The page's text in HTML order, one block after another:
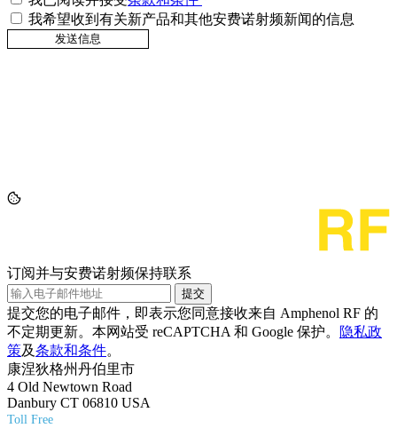
我希望收到有关新产品和其他安费诺射频新闻的信息
订阅并与安费诺射频保持联系
提交
提交您的电子邮件，即表示您同意接收来自 Amphenol RF 的
不定期更新。本网站受 reCAPTCHA 和 Google 保护。
隐私政
策及条款和条件。
康涅狄格州丹伯里市
4 Old Newtown Road
Danbury CT 06810 USA
Toll Free